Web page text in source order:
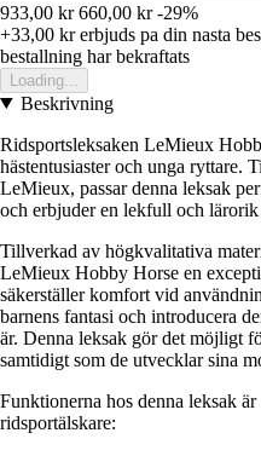
933,00 kr 660,00 kr -29%
+33,00 krerbjuds pa din nasta
bestallning har bekraftats
Loading...
Beskrivning
Ridsportsleksaken LeMieux
hästentusiaster och unga ryttare.
LeMieux, passar denna leksak
och erbjuder en lekfull och lärorik
Tillverkad av högkvalitativa
LeMieux Hobby Horse en
säkerställer komfort vid
barnens fantasi och introducera
är. Denna leksak gör det möjligt
samtidigt som de utvecklar sina
Funktionerna hos denna leksak
ridsportälskare: